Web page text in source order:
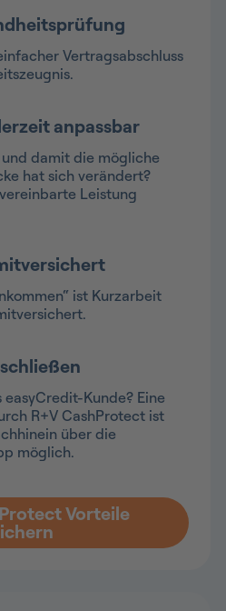
Vertragsabschluss
anpassbar
und damit die mögliche
hat sich verändert?
Leistung
ist Kurzarbeit
easyCredit-Kunde? Eine
R+V CashProtect ist
über die
möglich.
Vorteile